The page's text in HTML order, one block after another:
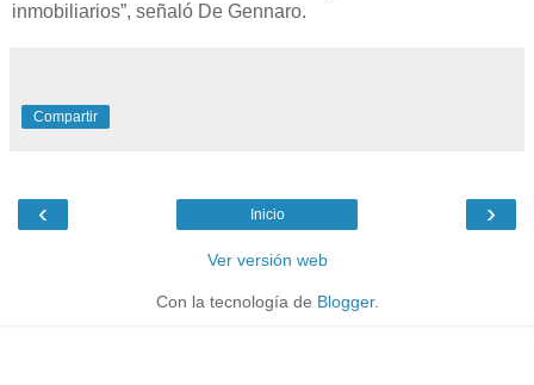
inmobiliarios”, señaló De Gennaro.
Compartir
‹ ›
Inicio
Ver versión web
Con la tecnología de Blogger.